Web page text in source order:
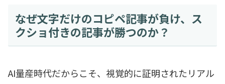
なぜ文字だけのコピペ記事が負け、ス
クショ付きの記事が勝つのか？
AI量産時代だからこそ、視覚的に証明されたリアル